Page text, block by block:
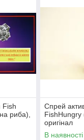
Fish
риба),
Спрей
FishHungry
оригінал
В наявності